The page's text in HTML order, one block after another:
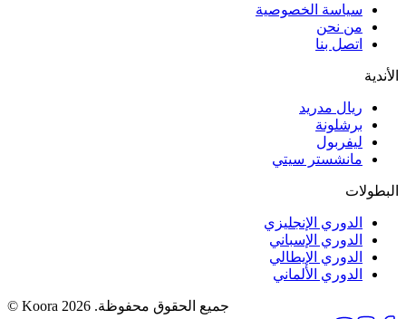
سياسة الخصوصية
من نحن
اتصل بنا
الأندية
ريال مدريد
برشلونة
ليفربول
مانشستر سيتي
البطولات
الدوري الإنجليزي
الدوري الإسباني
الدوري الإيطالي
الدوري الألماني
© Koora 2026 جميع الحقوق محفوظة.